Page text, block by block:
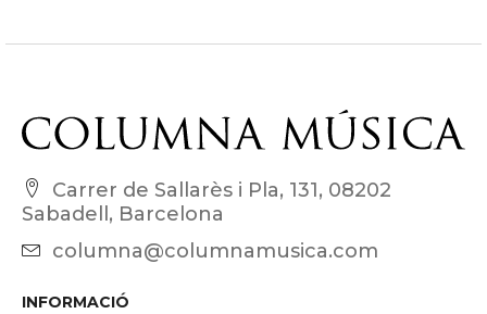
Carrer de Sallarès i Pla, 131, 08202
Sabadell, Barcelona
columna@columnamusica.com
INFORMACIÓ